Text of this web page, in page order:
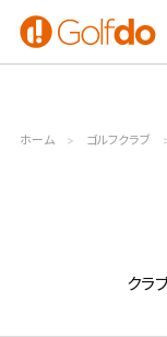
ゴルフ
クラブ
ゴ
ホーム ゴルフクラブ
クラ